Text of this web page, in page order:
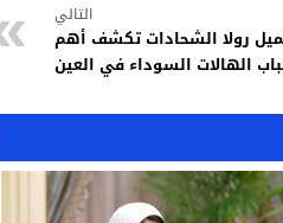
التالي
رولا الشحادات تكشف أهم
الهالات السوداء في العين